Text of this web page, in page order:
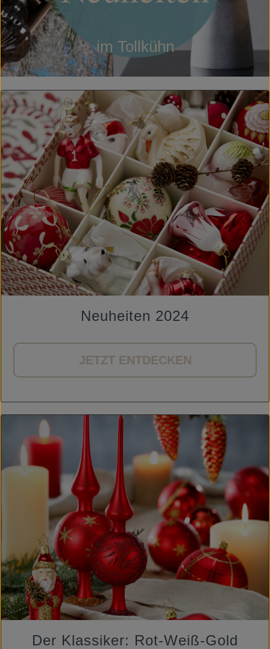
im Tollkühn
Neuheiten 2024
JETZT ENTDECKEN
Der Klassiker: Rot-Weiß-Gold